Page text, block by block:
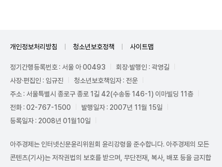
개인정보처리방침 청소년보호정책 사이트맵
정기간행등록번호 : 서울 아 00493
회장·발행인 : 곽영길
사장·편집인 : 임규진
청소년보호책임자 : 전운
주소 : 서울특별시 종로구 종로 1길 42(수송동 146-1) 이마빌딩 11층
전화 : 02-767-1500
발행일자 : 2007년 11월 15일
등록일자 : 2008년 01월10일
아주경제는 인터넷신문윤리위원회 윤리강령을 준수합니다. 아주경제의 모든
콘텐츠(기사)는 저작권법의 보호를 받으며, 무단전재, 복사, 배포 등을 금지합